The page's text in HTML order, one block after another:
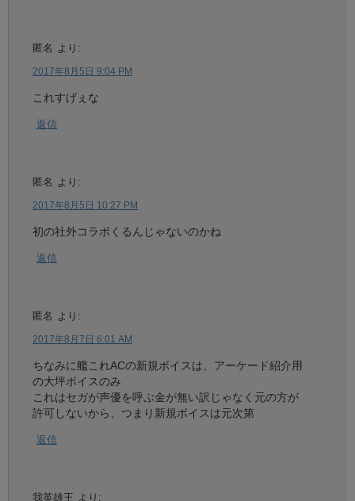
匿名 より:
2017年8月5日 9:04 PM
これすげぇな
返信
匿名 より:
2017年8月5日 10:27 PM
初の社外コラボくるんじゃないのかね
返信
匿名 より:
2017年8月7日 6:01 AM
ちなみに艦これACの新規ボイスは、アーケード紹介用
の大坪ボイスのみ
これはセガが声優を呼ぶ金が無い訳じゃなく元の方が
許可しないから、つまり新規ボイスは元次第
返信
我英雄王 より: